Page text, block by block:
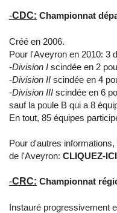
-CDC: Championnat
Créé en 2006.
Pour l'Aveyron en 2010: 3
-Division I scindée en 2
-Division II scindée en 4
-Division III scindée en 6
sauf la poule B qui a 8
En tout, 85 équipes
Pour d'autres
de l'Aveyron: CLIQUEZ-
-CRC: Championnat
Instauré progressivement